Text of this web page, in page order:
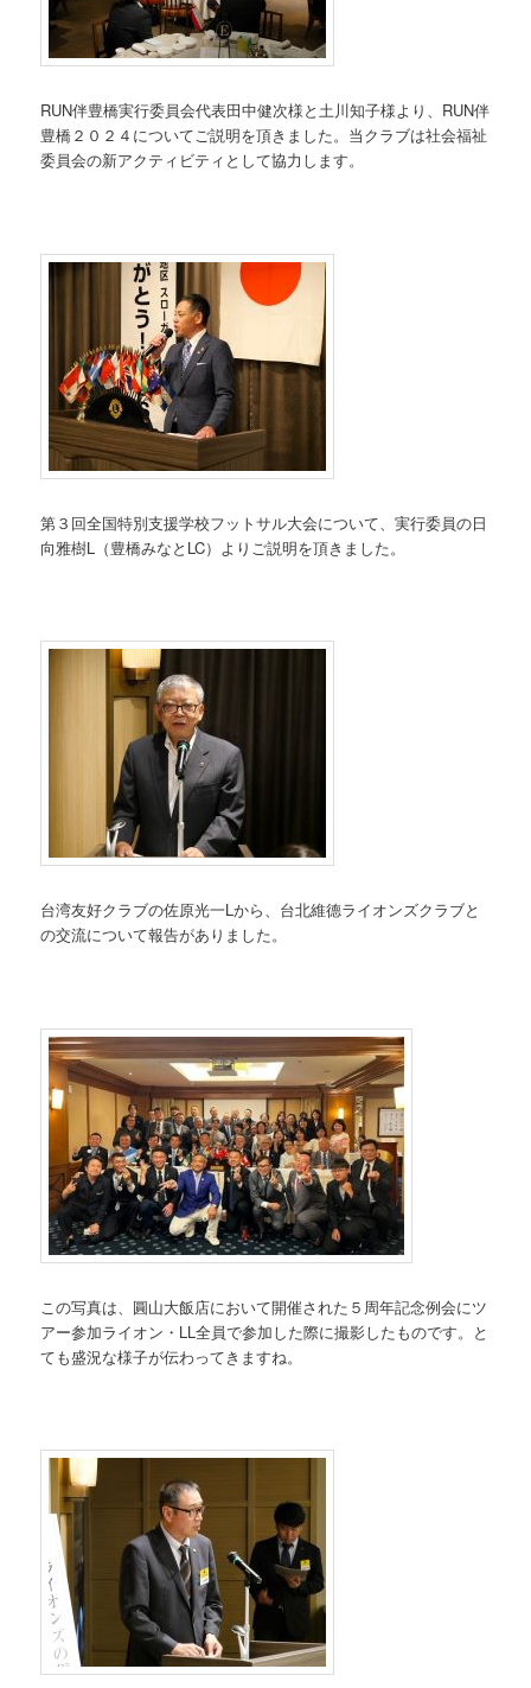
RUN伴豊橋実行委員会代表田中健次様と土川知子様より、RUN伴
豊橋２０２４についてご説明を頂きました。当クラブは社会福祉
委員会の新アクティビティとして協力します。
第３回全国特別支援学校フットサル大会について、実行委員の日
向雅樹L（豊橋みなとLC）よりご説明を頂きました。
台湾友好クラブの佐原光一Lから、台北維德ライオンズクラブと
の交流について報告がありました。
この写真は、圓山大飯店において開催された５周年記念例会にツ
アー参加ライオン・LL全員で参加した際に撮影したものです。と
ても盛況な様子が伝わってきますね。